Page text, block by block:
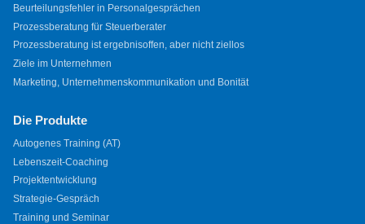
Beurteilungsfehler in Personalgesprächen
Prozessberatung für Steuerberater
Prozessberatung ist ergebnisoffen, aber nicht ziellos
Ziele im Unternehmen
Marketing, Unternehmenskommunikation und Bonität
Die Produkte
Autogenes Training (AT)
Lebenszeit-Coaching
Projektentwicklung
Strategie-Gespräch
Training und Seminar